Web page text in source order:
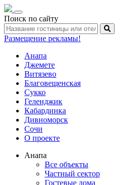
Toggle
navigation
Поиск по сайту
Размещение рекламы!
Анапа
Джемете
Витязево
Благовещенская
Сукко
Геленджик
Кабардинка
Дивноморск
Сочи
О проекте
Анапа
Все объекты
Частный сектор
Гостевые дома